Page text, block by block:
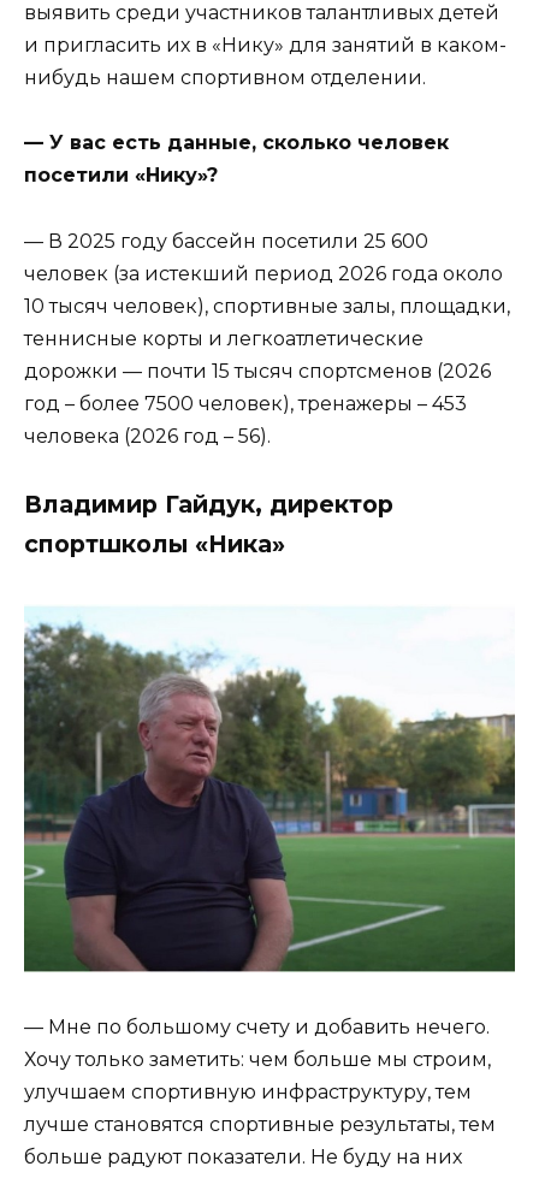
выявить среди участников талантливых детей
и пригласить их в «Нику» для занятий в каком-
нибудь нашем спортивном отделении.
— У вас есть данные, сколько человек
посетили «Нику»?
— В 2025 году бассейн посетили 25 600
человек (за истекший период 2026 года около
10 тысяч человек), спортивные залы, площадки,
теннисные корты и легкоатлетические
дорожки — почти 15 тысяч спортсменов (2026
год – более 7500 человек), тренажеры – 453
человека (2026 год – 56).
Владимир Гайдук, директор
спортшколы «Ника»
— Мне по большому счету и добавить нечего.
Хочу только заметить: чем больше мы строим,
улучшаем спортивную инфраструктуру, тем
лучше становятся спортивные результаты, тем
больше радуют показатели. Не буду на них